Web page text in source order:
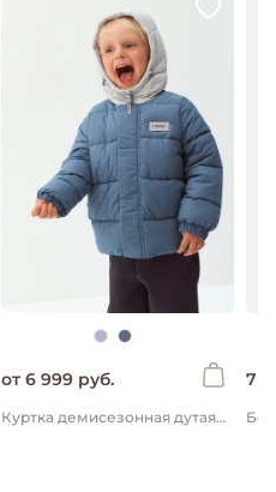
от 6 999 руб.
Куртка демисезонная дутая "Океан"
7